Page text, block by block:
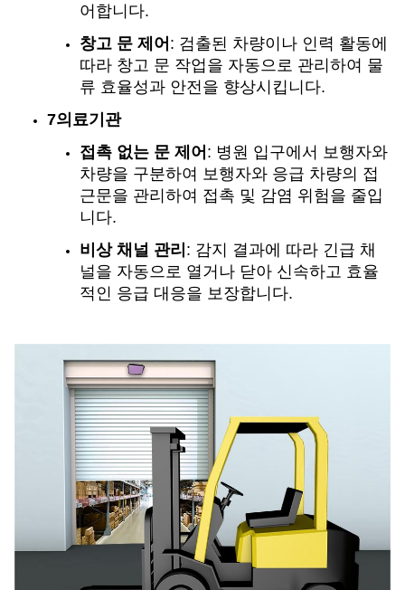
어합니다.
창고 문 제어 : 검출된 차량이나 인력 활동에
따라 창고 문 작업을 자동으로 관리하여 물
류 효율성과 안전을 향상시킵니다.
7의료기관
접촉 없는 문 제어 : 병원 입구에서 보행자와
차량을 구분하여 보행자와 응급 차량의 접
근문을 관리하여 접촉 및 감염 위험을 줄입
니다.
비상 채널 관리 : 감지 결과에 따라 긴급 채
널을 자동으로 열거나 닫아 신속하고 효율
적인 응급 대응을 보장합니다.